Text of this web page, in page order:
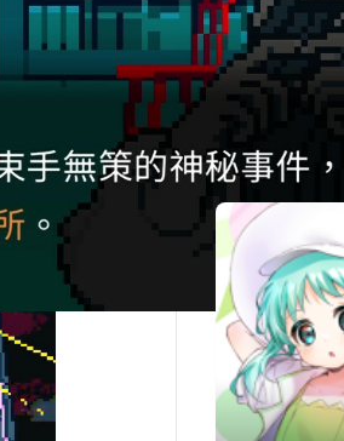
Alice's
Remain
Unsolved